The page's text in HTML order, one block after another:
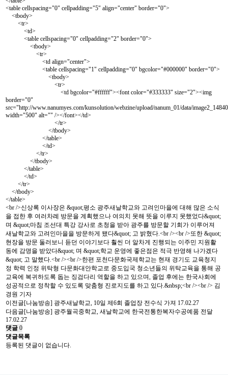
<table cellspacing="0" cellpadding="5" align="center" border="0">
<tbody>
<tr>
<td>
<table cellspacing="0" cellpadding="2" border="0">
<tbody>
<tr>
<td align="center">
<table cellspacing="1" cellpadding="0" bgcolor="#000000" border="0">
<tbody>
<tr>
<td bgcolor="#ffffff"><font color="#333333" size="2"><img
border="0"
src="http://www.nanumyes.com/kunsolution/webzine/upload/nanum_01/data/
width="500" alt="" /></font></td>
</tr>
</tbody>
</table>
</td>
</tr>
</tbody>
</table>
</td>
</tr>
</tbody>
</table>
<br />신상록 이사장은 &quot;평소 광주새날학교와 고려인마을에 대해 많은 소식
을 접한 후 여러차례 방문을 계획했으나 여의치 못해 뜻을 이루지 못했었다&quot;
며 &quot;마침 조선대 특강 강사로 초청을 받아 광주를 방문할 기회가 이루어져
새날학교와 고려인마을을 방문하게 됐다&quot; 고 밝혔다.<br /><br />또한 &quot;
현장을 방문 둘러보니 듣던 이야기보다 훨씬 더 알차게 진행되는 이주민 지원활
동에 감명을 받았다&quot; 며 &quot;학교 운영에 좋은점은 적극 반영해 나가겠다
&quot; 고 말했다.<br /><br />한편 포천다문화국제학교는 현재 경기도 교육청지
정 학력 인정 위탁형 다문화대안학교로 중도입국 청소년들의 위탁교육을 통해 공
교육에 복귀하도록 돕는 징검다리 역할을 하고 있으며, 졸업 후에는 한국사회에
성공적으로 정착할 수 있도록 맞춤형 진로지도를 하고 있다.&nbsp;<br /><br /> 김
경원 기자
이전글[나눔방송] 광주새날학교, 10일 제6회 졸업장 전수식 가져 17.02.27
다음글[나눔방송] 광주월곡중학교, 새날학교에 한국전통한복자수공예품 전달
17.02.27
댓글 0
댓글목록
등록된 댓글이 없습니다.